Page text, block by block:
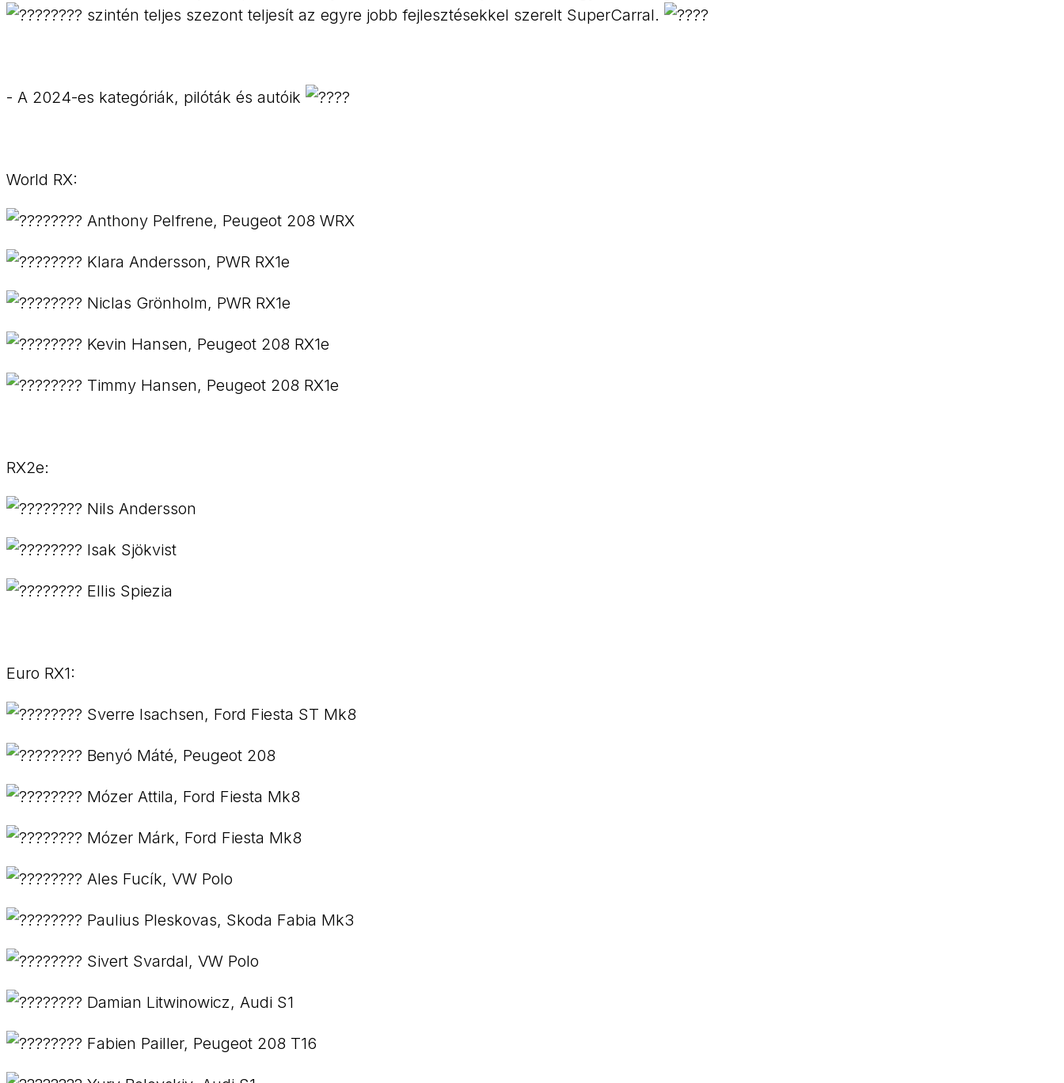
szintén teljes szezont teljesít az egyre jobb fejlesztésekkel szerelt SuperCarral.
- A 2024-es kategóriák, pilóták és autóik
World RX:
Anthony Pelfrene, Peugeot 208 WRX
Klara Andersson, PWR RX1e
Niclas Grönholm, PWR RX1e
Kevin Hansen, Peugeot 208 RX1e
Timmy Hansen, Peugeot 208 RX1e
RX2e:
Nils Andersson
Isak Sjökvist
Ellis Spiezia
Euro RX1:
Sverre Isachsen, Ford Fiesta ST Mk8
Benyó Máté, Peugeot 208
Mózer Attila, Ford Fiesta Mk8
Mózer Márk, Ford Fiesta Mk8
Ales Fucík, VW Polo
Paulius Pleskovas, Skoda Fabia Mk3
Sivert Svardal, VW Polo
Damian Litwinowicz, Audi S1
Fabien Pailler, Peugeot 208 T16